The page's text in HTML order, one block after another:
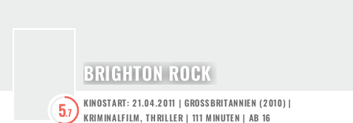
5.7
BRIGHTON ROCK
KINOSTART: 21.04.2011 | GROSSBRITANNIEN (2010) |
KRIMINALFILM,THRILLER | 111 MINUTEN | AB 16